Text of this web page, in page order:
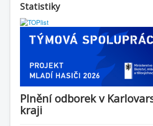
Statistiky
Plnění odborek v
kraji